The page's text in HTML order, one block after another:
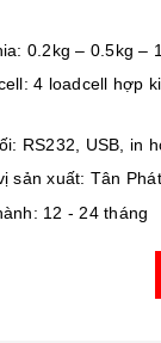
0.2kg – 0.5kg –
4 loadcell hợp
RS232, USB, in
sản xuất: Tân Phát
12 - 24 tháng